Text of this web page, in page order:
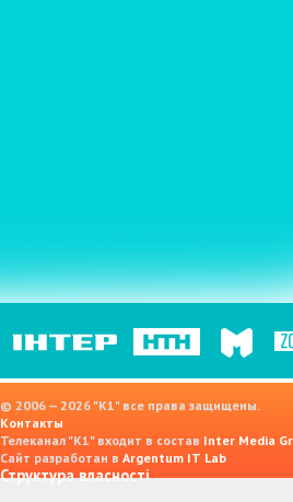
© 2006 — 2026 "K1" все права защищены.
Контакты
Телеканал "К1" входит в состав Inter Media
Сайт разработан в Argentum IT Lab
Структура власності